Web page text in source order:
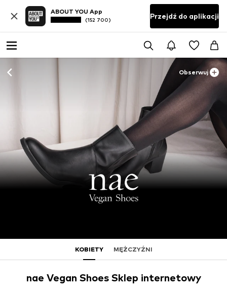
ABOUT YOU App
(152 700) Przejdź do aplikacji
Obserwuj
KOBIETY MĘŻCZYŹNI
nae Vegan Shoes Sklep internetowy